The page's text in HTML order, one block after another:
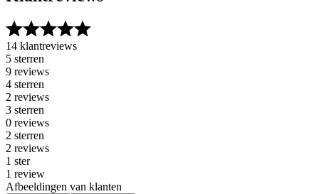
14 klantreviews
5 sterren
9 reviews
4 sterren
2 reviews
3 sterren
0 reviews
2 sterren
2 reviews
1 ster
1 review
Afbeeldingen van klanten